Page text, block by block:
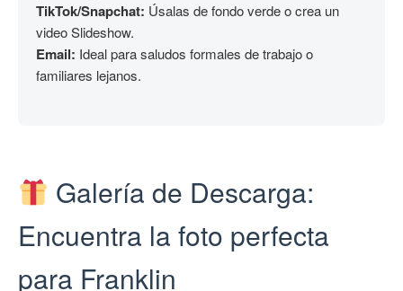
TikTok/Snapchat: Úsalas de fondo verde o crea un
video Slideshow.
Email: Ideal para saludos formales de trabajo o
familiares lejanos.
Galería de Descarga:
Encuentra la foto perfecta
para Franklin